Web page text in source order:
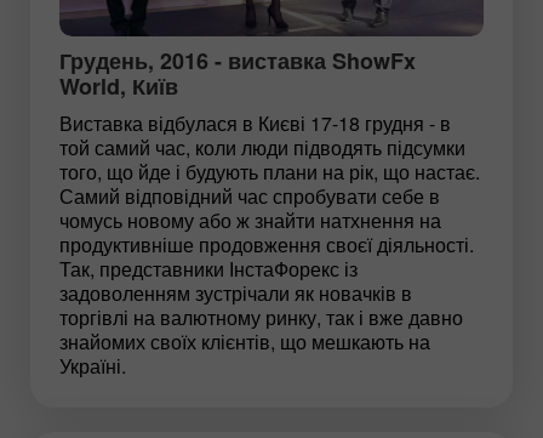
Грудень, 2016 - виставка ShowFx
World, Київ
Виставка відбулася в Києві 17-18 грудня - в
той самий час, коли люди підводять підсумки
того, що йде і будують плани на рік, що настає.
Самий відповідний час спробувати себе в
чомусь новому або ж знайти натхнення на
продуктивніше продовження своєї діяльності.
Так, представники ІнстаФорекс із
задоволенням зустрічали як новачків в
торгівлі на валютному ринку, так і вже давно
знайомих своїх клієнтів, що мешкають на
Україні.